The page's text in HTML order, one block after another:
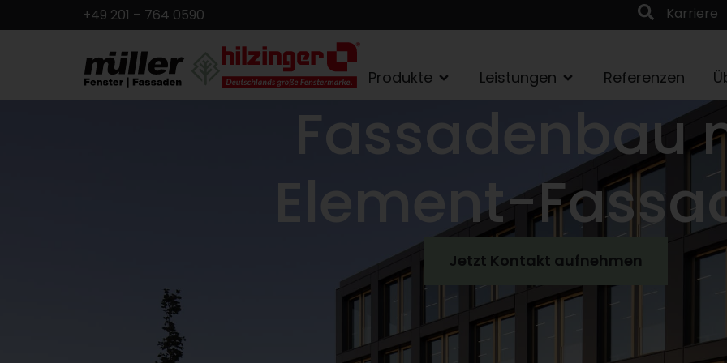
+49 201 – 764 0590 Karriere
Produkte Leistungen Referenzen
Fassadenbau
Element-
Jetzt Kontakt aufnehmen